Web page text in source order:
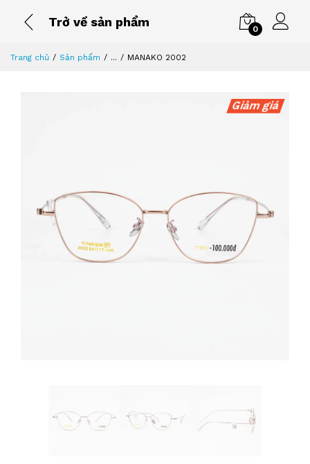
Trở về sản phẩm
0
Trang chủ Sản phẩm ... MANAKO 2002
Giảm giá